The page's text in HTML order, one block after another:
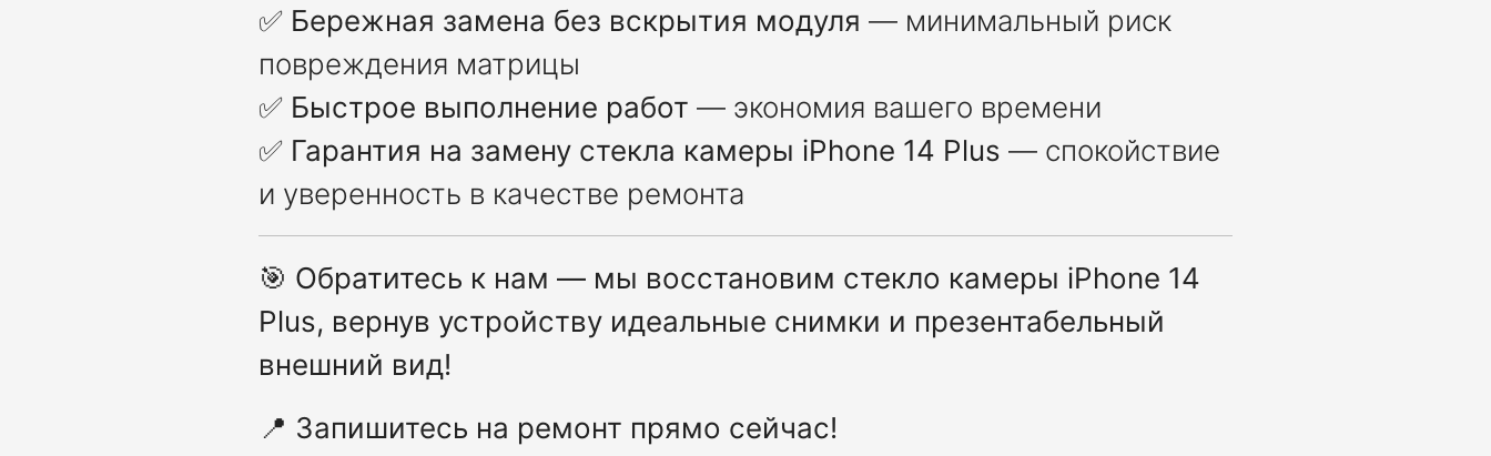
✅ Бережная замена без вскрытия модуля — минимальный риск
повреждения матрицы
✅ Быстрое выполнение работ — экономия вашего времени
✅ Гарантия на замену стекла камеры iPhone 14 Plus — спокойствие
и уверенность в качестве ремонта
🎯 Обратитесь к нам — мы восстановим стекло камеры iPhone 14
Plus, вернув устройству идеальные снимки и презентабельный
внешний вид!
📍 Запишитесь на ремонт прямо сейчас!